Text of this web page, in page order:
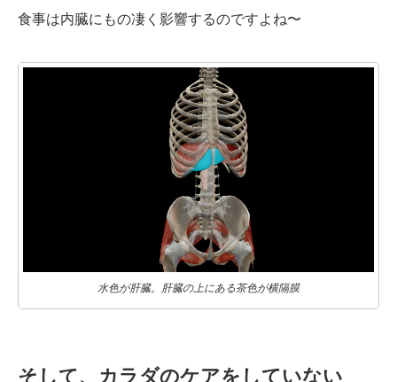
食事は内臓にもの凄く影響するのですよね〜
水色が肝臓。肝臓の上にある茶色が横隔膜
そして、カラダのケアをしていない